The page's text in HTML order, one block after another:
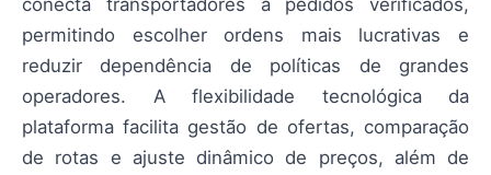
permitindo escolher ordens mais lucrativas e
reduzir dependência de políticas de grandes
operadores. A flexibilidade tecnológica da
plataforma facilita gestão de ofertas, comparação
de rotas e ajuste dinâmico de preços, além de